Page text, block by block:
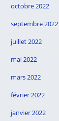
octobre 2022
septembre 2022
juillet 2022
mai 2022
mars 2022
février 2022
janvier 2022